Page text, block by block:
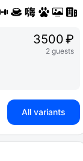
3500 ₽
2 guests
All variants